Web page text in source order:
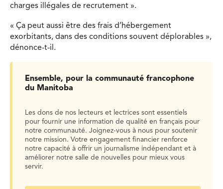
charges illégales de recrutement ».
« Ça peut aussi être des frais d’hébergement
exorbitants, dans des conditions souvent déplorables »,
dénonce-t-il.
Ensemble, pour la communauté francophone
du Manitoba
Les dons de nos lecteurs et lectrices sont essentiels
pour fournir une information de qualité en français pour
notre communauté. Joignez-vous à nous pour soutenir
notre mission. Votre engagement financier renforce
notre capacité à offrir un journalisme indépendant et à
améliorer notre salle de nouvelles pour mieux vous
servir.